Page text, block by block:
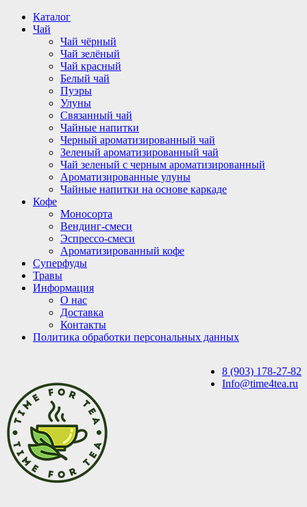
Перейти
содержимому
Каталог
Чай
Чай чёрный
Чай зелёный
Чай красный
Белый чай
Пуэры
Улуны
Связанный чай
Чайные напитки
Черный ароматизированный чай
Зеленый ароматизированный чай
Чай зеленый с черным ароматизированный
Ароматизированные улуны
Чайные напитки на основе каркаде
Кофе
Моносорта
Вендинг-смеси
Эспрессо-смеси
Ароматизированный кофе
Суперфуды
Травы
Информация
О нас
Доставка
Контакты
Политика обработки персональных данных
8 (903) 178-27-82
Info@time4tea.ru